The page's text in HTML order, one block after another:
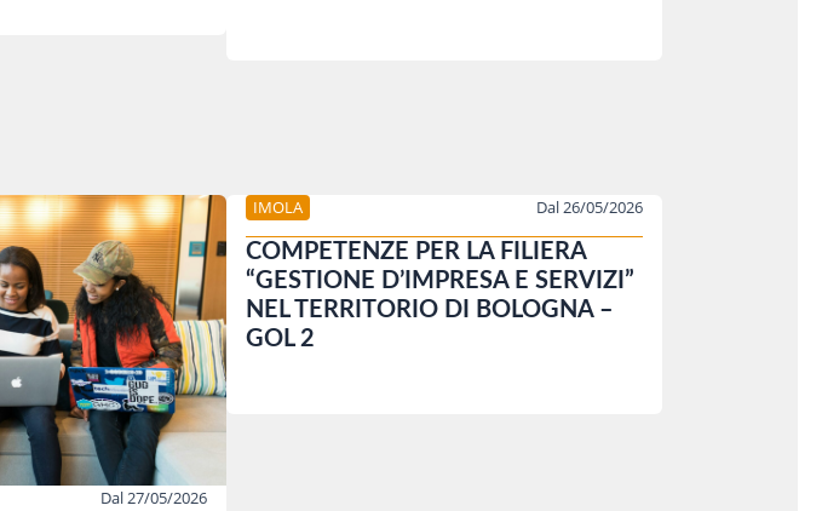
Dal 27/05/2026
IMOLA Dal 26/05/2026
COMPETENZE PER LA FILIERA
“GESTIONE D’IMPRESA E SERVIZI”
NEL TERRITORIO DI BOLOGNA –
GOL 2